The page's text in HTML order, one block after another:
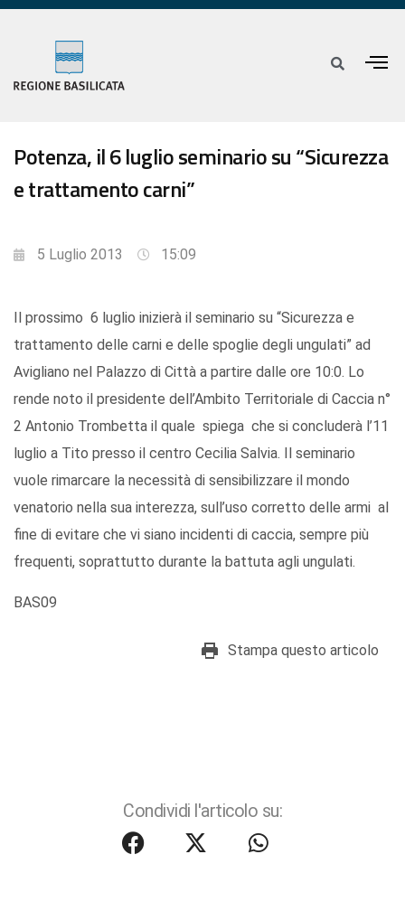
Potenza, il 6 luglio seminario su “Sicurezza
e trattamento carni”
5 Luglio 2013 15:09
Il prossimo 6 luglio inizierà il seminario su “Sicurezza e
trattamento delle carni e delle spoglie degli ungulati” ad
Avigliano nel Palazzo di Città a partire dalle ore 10:0. Lo
rende noto il presidente dell’Ambito Territoriale di Caccia n°
2 Antonio Trombetta il quale spiega che si concluderà l’11
luglio a Tito presso il centro Cecilia Salvia. Il seminario
vuole rimarcare la necessità di sensibilizzare il mondo
venatorio nella sua interezza, sull’uso corretto delle armi al
fine di evitare che vi siano incidenti di caccia, sempre più
frequenti, soprattutto durante la battuta agli ungulati.
BAS09
Stampa questo articolo
Condividi l'articolo su: